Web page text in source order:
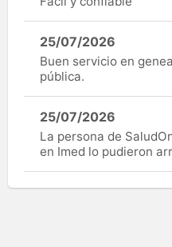
25/07/2026
Buen servicio en
pública.
25/07/2026
La persona de
en Imed lo pudieron